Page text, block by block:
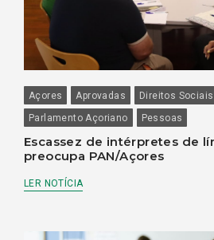
Açores Aprovadas Direitos
Parlamento Açoriano
Pessoas
Escassez de intérpretes de
preocupa PAN/Açores
LER NOTÍCIA